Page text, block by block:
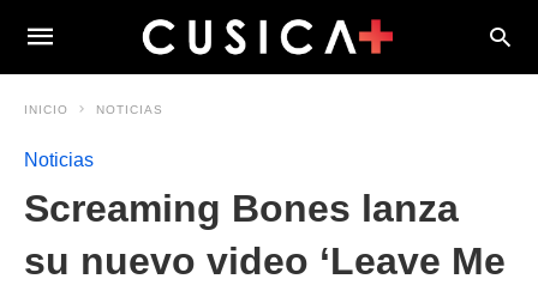
INICIO NOTICIAS
Noticias
Screaming Bones lanza
su nuevo video ‘Leave Me